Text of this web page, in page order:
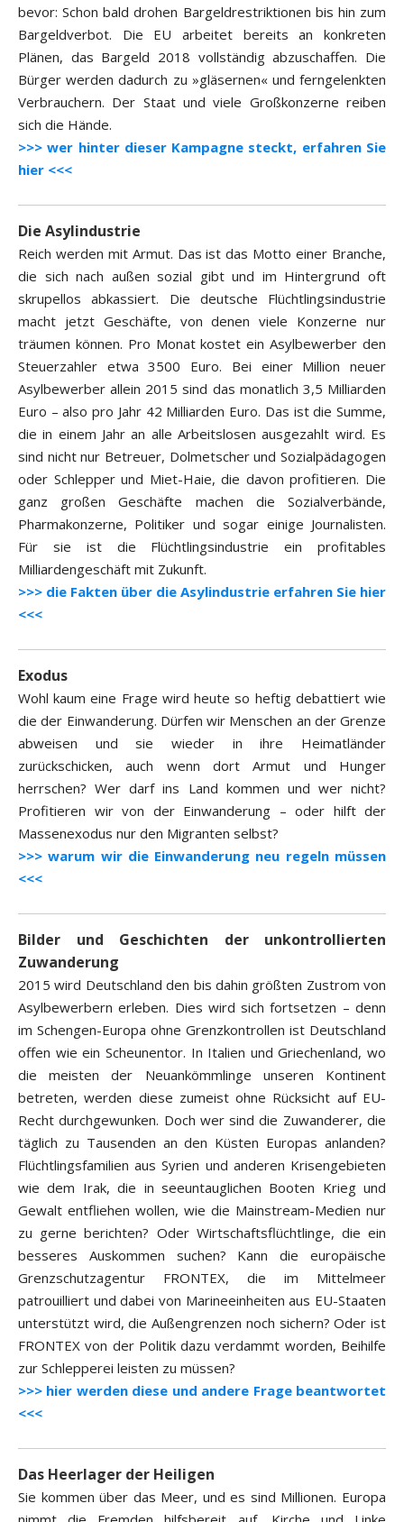
bevor: Schon bald drohen Bargeldrestriktionen bis hin zum
Bargeldverbot. Die EU arbeitet bereits an konkreten
Plänen, das Bargeld 2018 vollständig abzuschaffen. Die
Bürger werden dadurch zu »gläsernen« und ferngelenkten
Verbrauchern. Der Staat und viele Großkonzerne reiben
sich die Hände.
>>> wer hinter dieser Kampagne steckt, erfahren Sie
hier <<<
Die Asylindustrie
Reich werden mit Armut. Das ist das Motto einer Branche,
die sich nach außen sozial gibt und im Hintergrund oft
skrupellos abkassiert. Die deutsche Flüchtlingsindustrie
macht jetzt Geschäfte, von denen viele Konzerne nur
träumen können. Pro Monat kostet ein Asylbewerber den
Steuerzahler etwa 3500 Euro. Bei einer Million neuer
Asylbewerber allein 2015 sind das monatlich 3,5 Milliarden
Euro – also pro Jahr 42 Milliarden Euro. Das ist die Summe,
die in einem Jahr an alle Arbeitslosen ausgezahlt wird. Es
sind nicht nur Betreuer, Dolmetscher und Sozialpädagogen
oder Schlepper und Miet-Haie, die davon profitieren. Die
ganz großen Geschäfte machen die Sozialverbände,
Pharmakonzerne, Politiker und sogar einige Journalisten.
Für sie ist die Flüchtlingsindustrie ein profitables
Milliardengeschäft mit Zukunft.
>>> die Fakten über die Asylindustrie erfahren Sie hier
<<<
Exodus
Wohl kaum eine Frage wird heute so heftig debattiert wie
die der Einwanderung. Dürfen wir Menschen an der Grenze
abweisen und sie wieder in ihre Heimatländer
zurückschicken, auch wenn dort Armut und Hunger
herrschen? Wer darf ins Land kommen und wer nicht?
Profitieren wir von der Einwanderung – oder hilft der
Massenexodus nur den Migranten selbst?
>>> warum wir die Einwanderung neu regeln müssen
<<<
Bilder und Geschichten der unkontrollierten
Zuwanderung
2015 wird Deutschland den bis dahin größten Zustrom von
Asylbewerbern erleben. Dies wird sich fortsetzen – denn
im Schengen-Europa ohne Grenzkontrollen ist Deutschland
offen wie ein Scheunentor. In Italien und Griechenland, wo
die meisten der Neuankömmlinge unseren Kontinent
betreten, werden diese zumeist ohne Rücksicht auf EU-
Recht durchgewunken. Doch wer sind die Zuwanderer, die
täglich zu Tausenden an den Küsten Europas anlanden?
Flüchtlingsfamilien aus Syrien und anderen Krisengebieten
wie dem Irak, die in seeuntauglichen Booten Krieg und
Gewalt entfliehen wollen, wie die Mainstream-Medien nur
zu gerne berichten? Oder Wirtschaftsflüchtlinge, die ein
besseres Auskommen suchen? Kann die europäische
Grenzschutzagentur FRONTEX, die im Mittelmeer
patrouilliert und dabei von Marineeinheiten aus EU-Staaten
unterstützt wird, die Außengrenzen noch sichern? Oder ist
FRONTEX von der Politik dazu verdammt worden, Beihilfe
zur Schlepperei leisten zu müssen?
>>> hier werden diese und andere Frage beantwortet
<<<
Das Heerlager der Heiligen
Sie kommen über das Meer, und es sind Millionen. Europa